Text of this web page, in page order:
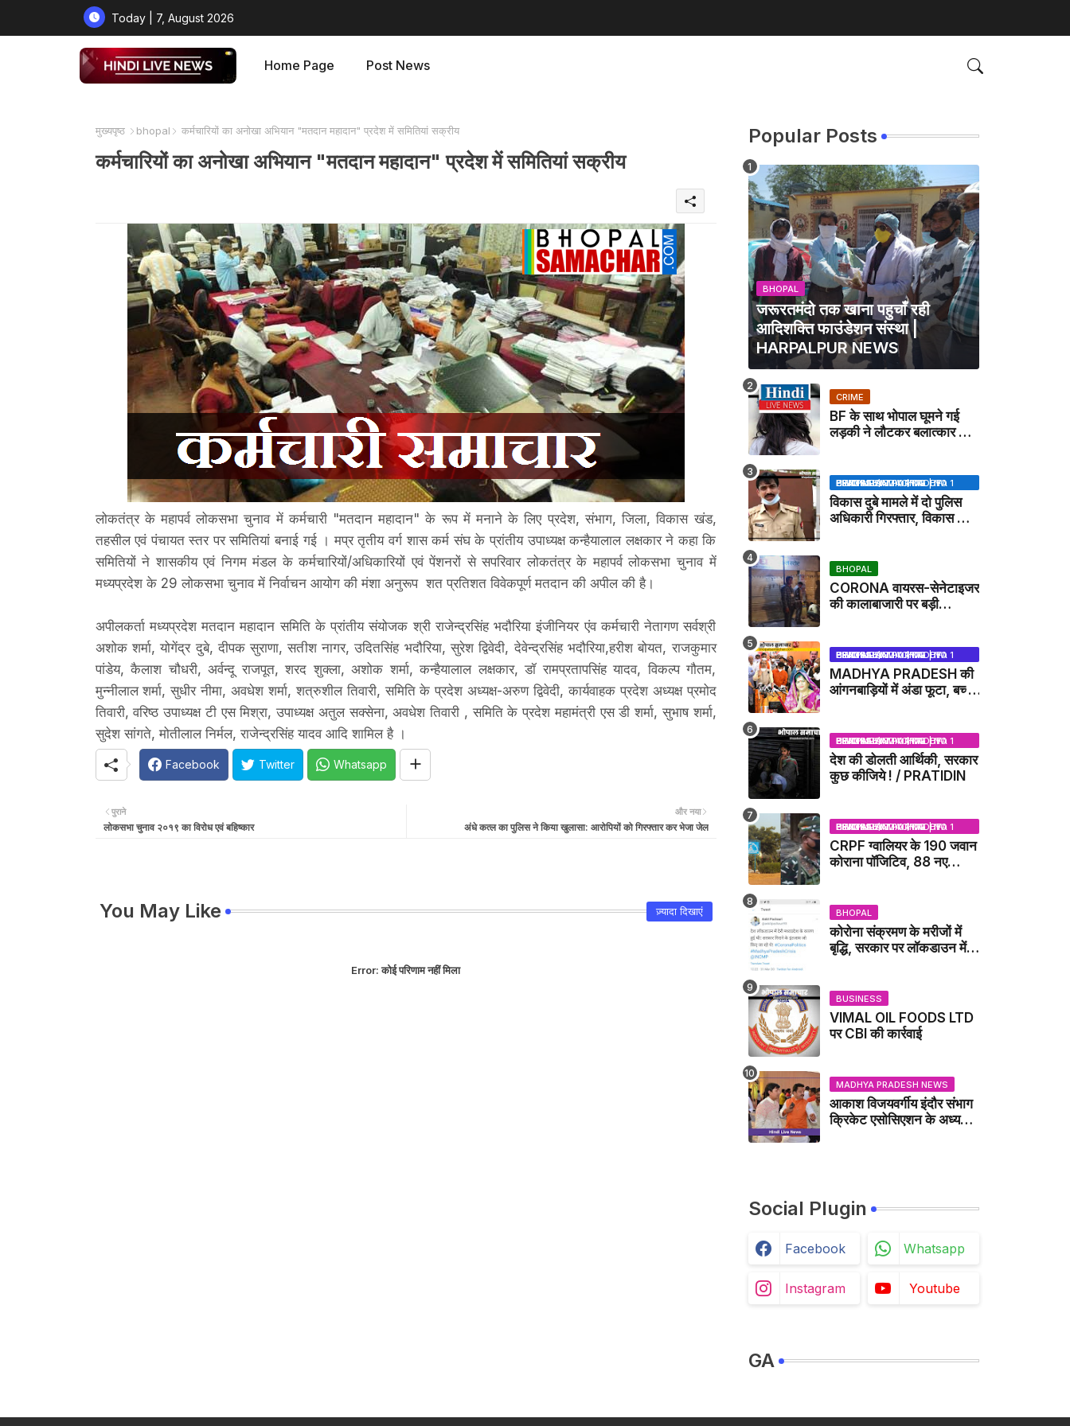
Today | 7, August 2026
Home Page Post News
मुख्यपृष्ठ bhopal कर्मचारियों का अनोखा अभियान "मतदान महादान" प्रदेश में समितियां सक्रीय
कर्मचारियों का अनोखा अभियान "मतदान महादान" प्रदेश में समितियां सक्रीय
लोकतंत्र के महापर्व लोकसभा चुनाव में कर्मचारी "मतदान महादान" के रूप में मनाने के लिए प्रदेश, संभाग, जिला, विकास खंड,
तहसील एवं पंचायत स्तर पर समितियां बनाई गई । मप्र तृतीय वर्ग शास कर्म संघ के प्रांतीय उपाध्यक्ष कन्हैयालाल लक्षकार ने कहा कि
समितियों ने शासकीय एवं निगम मंडल के कर्मचारियों/अधिकारियों एवं पेंशनरों से सपरिवार लोकतंत्र के महापर्व लोकसभा चुनाव में
मध्यप्रदेश के 29 लोकसभा चुनाव में निर्वाचन आयोग की मंशा अनुरूप शत प्रतिशत विवेकपूर्ण मतदान की अपील की है।
अपीलकर्ता मध्यप्रदेश मतदान महादान समिति के प्रांतीय संयोजक श्री राजेन्द्रसिंह भदौरिया इंजीनियर एंव कर्मचारी नेतागण सर्वश्री
अशोक शर्मा, योगेंद्र दुबे, दीपक सुराणा, सतीश नागर, उदितसिंह भदौरिया, सुरेश द्विवेदी, देवेन्द्रसिंह भदौरिया,हरीश बोयत, राजकुमार
पांडेय, कैलाश चौधरी, अर्वन्दू राजपूत, शरद शुक्ला, अशोक शर्मा, कन्हैयालाल लक्षकार, डॉ रामप्रतापसिंह यादव, विकल्प गौतम,
मुन्नीलाल शर्मा, सुधीर नीमा, अवधेश शर्मा, शत्रुशील तिवारी, समिति के प्रदेश अध्यक्ष-अरुण द्विवेदी, कार्यवाहक प्रदेश अध्यक्ष प्रमोद
तिवारी, वरिष्ठ उपाध्यक्ष टी एस मिश्रा, उपाध्यक्ष अतुल सक्सेना, अवधेश तिवारी , समिति के प्रदेश महामंत्री एस डी शर्मा, सुभाष शर्मा,
सुदेश सांगते, मोतीलाल निर्मल, राजेन्द्रसिंह यादव आदि शामिल है ।
Facebook Twitter Whatsapp
और नया
अंधे कत्ल का पुलिस ने किया खुलासा: आरोपियों को गिरफ्तार कर भेजा जेल
पुराने
लोकसभा चुनाव २०१९ का विरोध एवं बहिष्कार
You May Like ज़्यादा दिखाएं
Error:कोई परिणाम नहीं मिला
Popular Posts
BHOPAL
जरूरतमंदो तक खाना पहुचाँ रही
आदिशक्ति फाउंडेशन संस्था |
HARPALPUR NEWS
CRIME
BF के साथ भोपाल घूमने गई
लड़की ने लौटकर बलात्कार का
BHOPAL SAMACHAR | NO 1 HINDI NEWS PORTAL OF CENTRAL INDIA (MADHYA PRADESH)
विकास दुबे मामले में दो पुलिस
अधिकारी गिरफ्तार, विकास की
BHOPAL
CORONA वायरस-सेनेटाइजर
की कालाबाजारी पर बड़ी
BHOPAL SAMACHAR | NO 1 HINDI NEWS PORTAL OF CENTRAL INDIA (MADHYA PRADESH)
MADHYA PRADESH की
आंगनबाड़ियों में अंडा फूटा, बच्चों
BHOPAL SAMACHAR | NO 1 HINDI NEWS PORTAL OF CENTRAL INDIA (MADHYA PRADESH)
देश की डोलती आर्थिकी, सरकार
कुछ कीजिये ! / PRATIDIN
BHOPAL SAMACHAR | NO 1 HINDI NEWS PORTAL OF CENTRAL INDIA (MADHYA PRADESH)
CRPF ग्वालियर के 190 जवान
कोराना पॉजिटिव, 88 नए
BHOPAL
कोरोना संक्रमण के मरीजों में
बृद्धि, सरकार पर लॉकडाउन में
BUSINESS
VIMAL OIL FOODS LTD
पर CBI की कार्रवाई
MADHYA PRADESH NEWS
आकाश विजयवर्गीय इंदौर संभाग
क्रिकेट एसोसिएशन के अध्यक्ष
Social Plugin
Facebook Whatsapp
Instagram Youtube
GA